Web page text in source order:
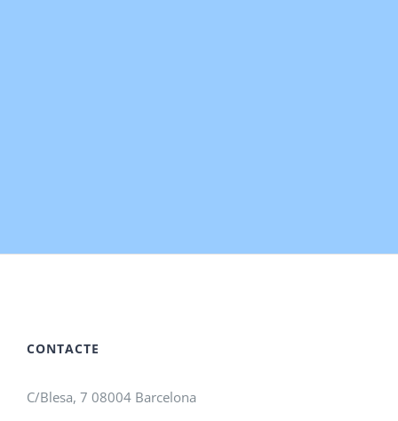
CONTACTE
C/Blesa, 7 08004 Barcelona